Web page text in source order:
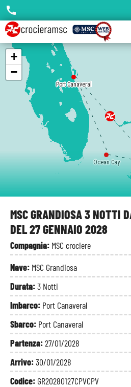
MSC GRANDIOSA 3 NOTTI
DEL 27 GENNAIO 2028
Compagnia: MSC crociere
Nave: MSC Grandiosa
Durata:3 Notti
Imbarco: Port Canaveral
Sbarco: Port Canaveral
Partenza:27/01/2028
Arrivo:30/01/2028
Codice: GR20280127CPVCPV
Port Canaveral
Ocean Cay
+
−
call